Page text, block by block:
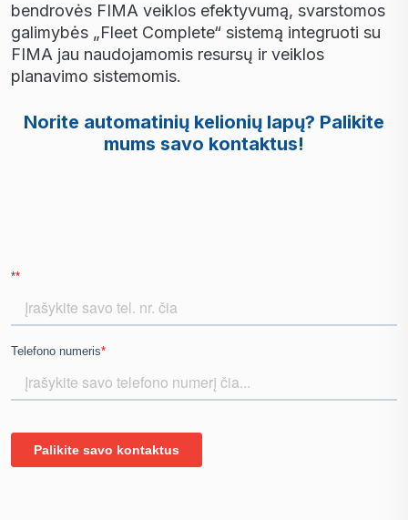
bendrovės FIMA veiklos efektyvumą, svarstomos
galimybės „Fleet Complete“ sistemą integruoti su
FIMA jau naudojamomis resursų ir veiklos
planavimo sistemomis.
Norite automatinių kelionių lapų? Palikite
mums savo kontaktus!